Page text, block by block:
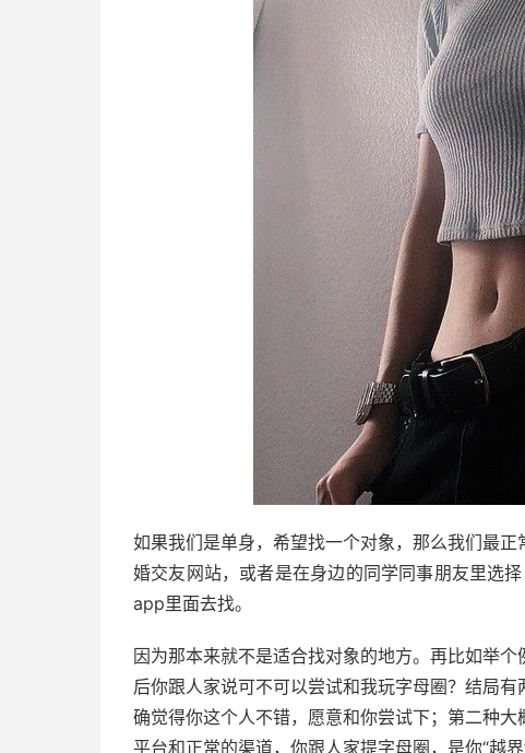
如果我们是单身，希望找一个对象，那么我们最
婚交友网站，或者是在身边的同学同事朋友里选
app里面去找。
因为那本来就不是适合找对象的地方。再比如举
后你跟人家说可不可以尝试和我玩字母圈？结局
确觉得你这个人不错，愿意和你尝试下；第二种
平台和正常的渠道，你跟人家提字母圈，是你“越界